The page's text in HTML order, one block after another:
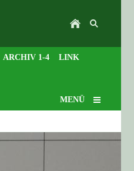
ARCHIV 1-4 LINK
MENÜ